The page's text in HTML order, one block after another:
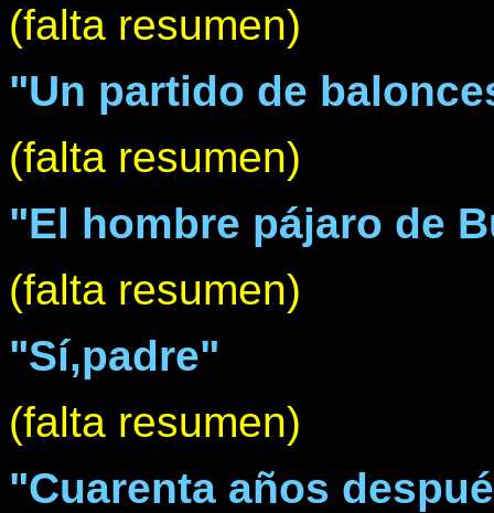
(falta resumen)
"Un partido de
(falta resumen)
"El hombre pájaro de
(falta resumen)
"Sí,padre"
(falta resumen)
"Cuarenta años